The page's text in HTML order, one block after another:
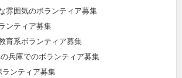
雰囲気のボランティア募集
ンティア募集
育系ボランティア募集
兵庫でのボランティア募集
ンティア募集